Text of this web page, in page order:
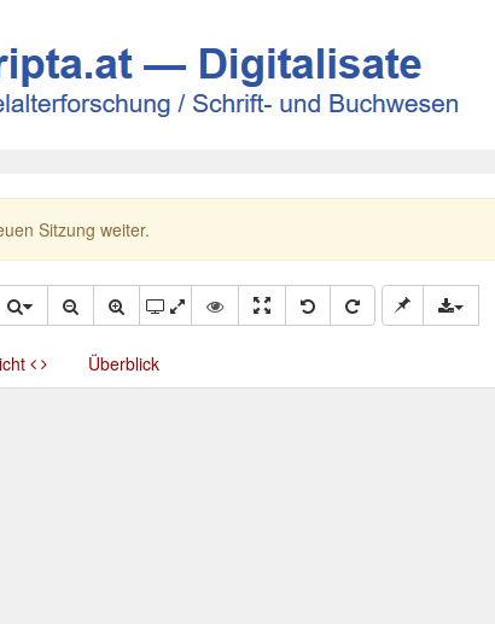
Sitzung weiter.
Überblick